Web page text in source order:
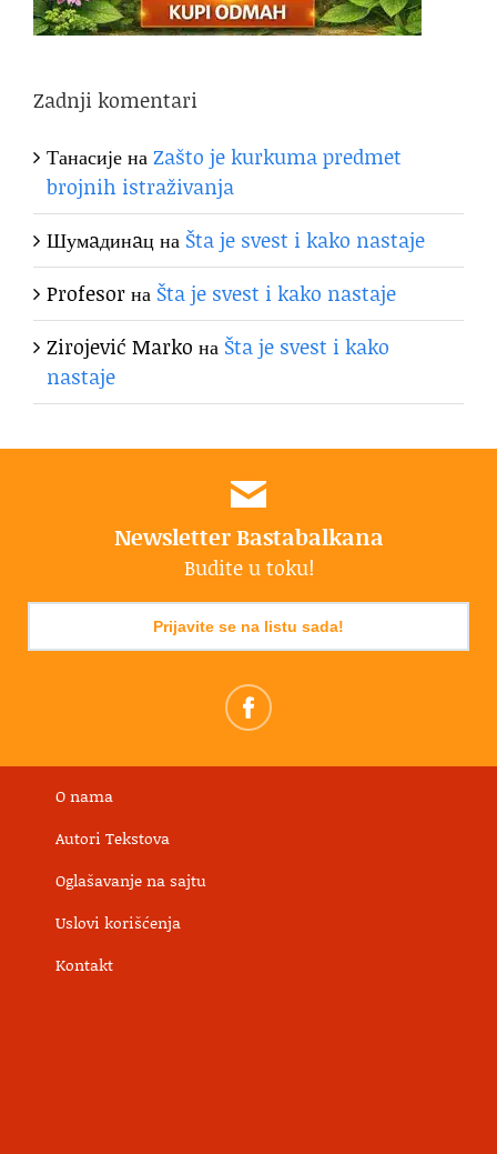
Zadnji komentari
ТанасијенаZašto je kurkuma predmet
brojnih istraživanja
Шумaдинaцна Šta je svest i kako nastaje
Profesorна Šta je svest i kako nastaje
Zirojević Marko на Šta je svest i kako
nastaje
Newsletter Bastabalkana
Budite u toku!
Prijavite se na listu sada!
O nama
Autori Tekstova
Oglašavanje na sajtu
Uslovi korišćenja
Kontakt